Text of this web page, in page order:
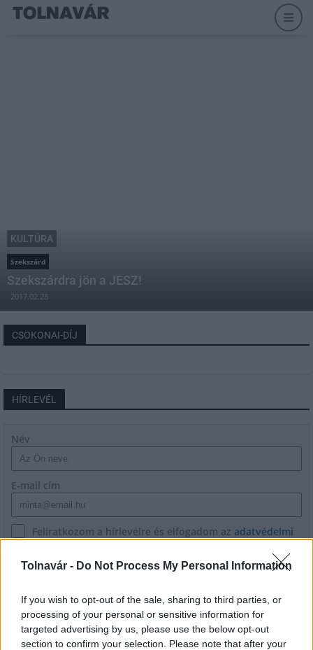
Tolnavár - Do Not Process My Personal Information
If you wish to opt-out of the sale, sharing to third parties, or
processing of your personal or sensitive information for
targeted advertising by us, please use the below opt-out
section to confirm your selection. Please note that after your
KULTÚRA
Szekszárd
Szekszárdra jön a JESZ!
2017.02.28
CSOKONAI-DÍJ
HÍRLEVÉL
Név
E-mail cím
Feliratkozom a hírlevélre és elfogadom az adatvédelmi
FELIRATKOZÁS
LEGFRISSEBB